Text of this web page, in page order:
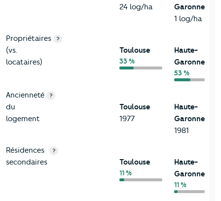
24 log/ha
Garonne
1 log/ha
Propriétaires
(vs.
locataires)
?
Toulouse
33 %
Haute-
Garonne
53 %
Ancienneté
du
logement
?
Toulouse
1977
Haute-
Garonne
1981
Résidences
secondaires
?
Toulouse
11 %
Haute-
Garonne
11 %